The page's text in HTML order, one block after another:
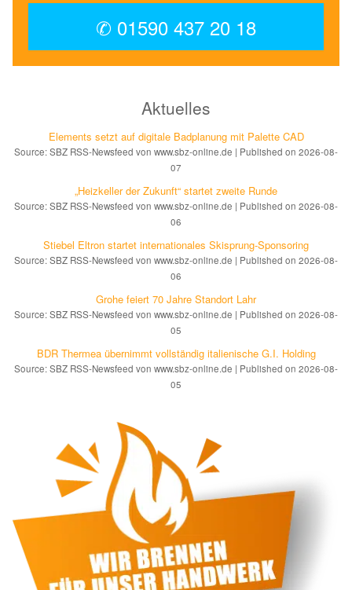
✆ 01590 437 20 18
Aktuelles
Elements setzt auf di­gi­ta­le Bad­pla­nung mit Palette CAD
Source: SBZ RSS-Newsfeed von www.sbz-online.de
Published on 2026-08-
07
„Heizkeller der Zu­kunft“ star­tet zwei­te Run­de
Source: SBZ RSS-Newsfeed von www.sbz-online.de
Published on 2026-08-
06
Stiebel Eltron startet internatio­nales Ski­sprung-Spon­soring
Source: SBZ RSS-Newsfeed von www.sbz-online.de
Published on 2026-08-
06
Grohe feiert 70 Jahre Standort Lahr
Source: SBZ RSS-Newsfeed von www.sbz-online.de
Published on 2026-08-
05
BDR Thermea übernimmt vollständig italienische G.I. Holding
Source: SBZ RSS-Newsfeed von www.sbz-online.de
Published on 2026-08-
05